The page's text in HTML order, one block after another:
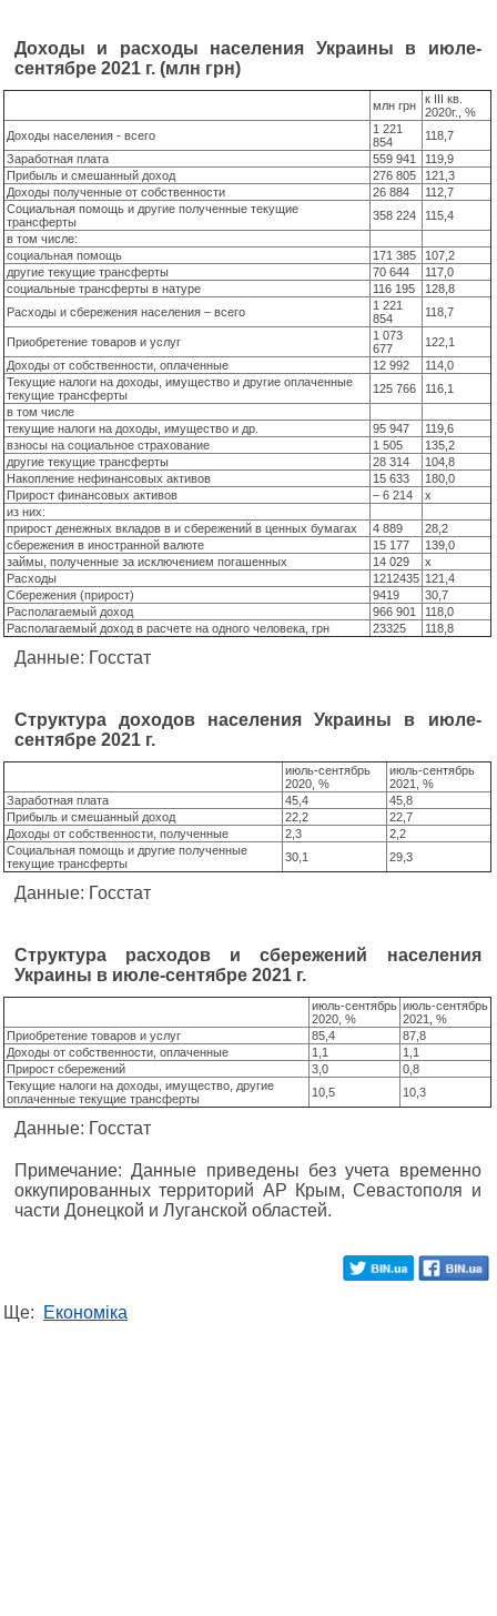
Доходы и расходы населения Украины в июле-
сентябре 2021 г. (млн грн)
млн грн
к ІІІ кв.
2020г., %
Доходы населения - всего
1 221
854
118,7
Заработная плата
559 941
119,9
Прибыль и смешанный доход
276 805
121,3
Доходы полученные от собственности
26 884
112,7
Социальная помощь и другие полученные текущие
трансферты
358 224
115,4
в том числе:
социальная помощь
171 385
107,2
другие текущие трансферты
70 644
117,0
социальные трансферты в натуре
116 195
128,8
Расходы и сбережения населения – всего
1 221
854
118,7
Приобретение товаров и услуг
1 073
677
122,1
Доходы от собственности, оплаченные
12 992
114,0
Текущие налоги на доходы, имущество и другие оплаченные
текущие трансферты
125 766
116,1
в том числе
текущие налоги на доходы, имущество и др.
95 947
119,6
взносы на социальное страхование
1 505
135,2
другие текущие трансферты
28 314
104,8
Накопление нефинансовых активов
15 633
180,0
Прирост финансовых активов
– 6 214
x
из них:
прирост денежных вкладов в и сбережений в ценных бумагах
4 889
28,2
сбережения в иностранной валюте
15 177
139,0
займы, полученные за исключением погашенных
14 029
x
Расходы
1212435 121,4
Сбережения (прирост)
9419
30,7
Располагаемый доход
966 901
118,0
Располагаемый доход в расчете на одного человека, грн
23325 118,8
Данные: Госстат
Структура доходов населения Украины в июле-
сентябре 2021 г.
июль-сентябрь
2020, %
июль-сентябрь
2021, %
Заработная плата
45,4
45,8
Прибыль и смешанный доход
22,2
22,7
Доходы от собственности, полученные
2,3
2,2
Социальная помощь и другие полученные
текущие трансферты
30,1 29,3
Данные: Госстат
Структура расходов и сбережений населения
Украины в июле-сентябре 2021 г.
июль-сентябрь
2020, %
июль-сентябрь
2021, %
Приобретение товаров и услуг
85,4
87,8
Доходы от собственности, оплаченные
1,1
1,1
Прирост сбережений
3,0
0,8
Текущие налоги на доходы, имущество, другие
оплаченные текущие трансферты
10,5 10,3
Данные: Госстат
Примечание: Данные приведены без учета временно
оккупированных территорий АР Крым, Севастополя и
части Донецкой и Луганской областей.
Ще: Економіка